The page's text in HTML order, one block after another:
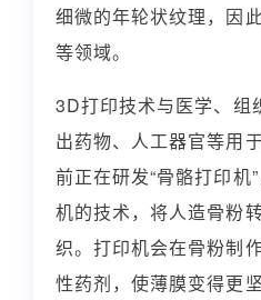
细微的年轮状纹理，因
等领域。
3D打印技术与医学、组
出药物、人工器官等用
前正在研发“骨骼打印机
机的技术，将人造骨粉
织。打印机会在骨粉制
性药剂，使薄膜变得更坚